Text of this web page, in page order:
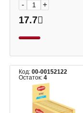
- +
17.7
Код: 00-00152122
Остаток: 4